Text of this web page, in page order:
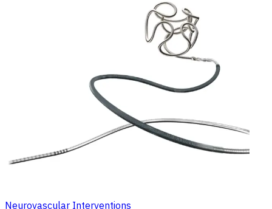
Neurovascular Interventions